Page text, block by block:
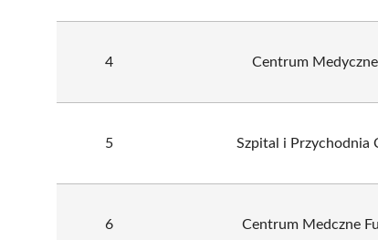
4 Centrum
5 Szpital i Przychodnia
6 Centrum Medczne